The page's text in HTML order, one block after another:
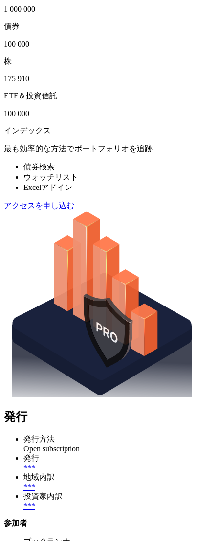
1 000 000
債券
100 000
株
175 910
ETF＆投資信託
100 000
インデックス
最も効率的な方法でポートフォリオを追跡
債券検索
ウォッチリスト
Excelアドイン
アクセスを申し込む
発行
発行方法
Open subscription
発行
***
地域内訳
***
投資家内訳
***
参加者